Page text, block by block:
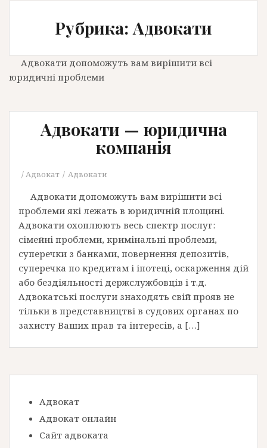
Рубрика: Адвокати
Адвокати допоможуть вам вирішити всі
юридичні проблеми
Адвокати — юридична
компанія
Адвокат Адвокати
Адвокати допоможуть вам вирішити всі
проблеми які лежать в юридичній площині.
Адвокати охоплюють весь спектр послуг:
сімейні проблеми, кримінальні проблеми,
суперечки з банками, повернення депозитів,
суперечка по кредитам і іпотеці, оскарження дій
або бездіяльності держслужбовців і т.д.
Адвокатські послуги знаходять свій прояв не
тільки в представництві в судових органах по
захисту Ваших прав та інтересів, а […]
Адвокат
Адвокат онлайн
Сайт адвоката